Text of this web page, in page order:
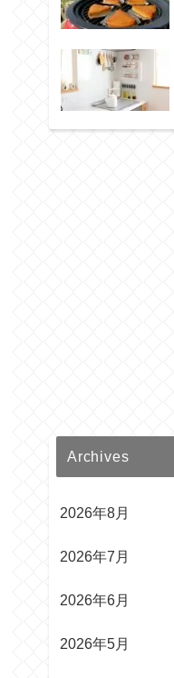
Archives
2026年8月
2026年7月
2026年6月
2026年5月